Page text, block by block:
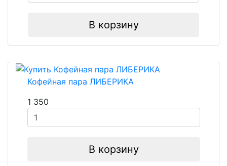
В корзину
Кофейная пара ЛИБЕРИКА
1 350
В корзину